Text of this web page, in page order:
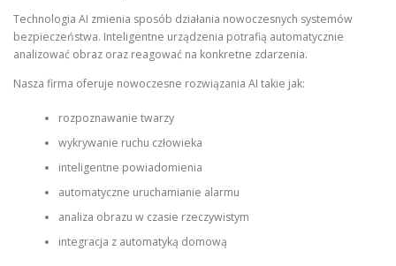
Technologia AI zmienia sposób działania nowoczesnych systemów
bezpieczeństwa. Inteligentne urządzenia potrafią automatycznie
analizować obraz oraz reagować na konkretne zdarzenia.
Nasza firma oferuje nowoczesne rozwiązania AI takie jak:
rozpoznawanie twarzy
wykrywanie ruchu człowieka
inteligentne powiadomienia
automatyczne uruchamianie alarmu
analiza obrazu w czasie rzeczywistym
integracja z automatyką domową